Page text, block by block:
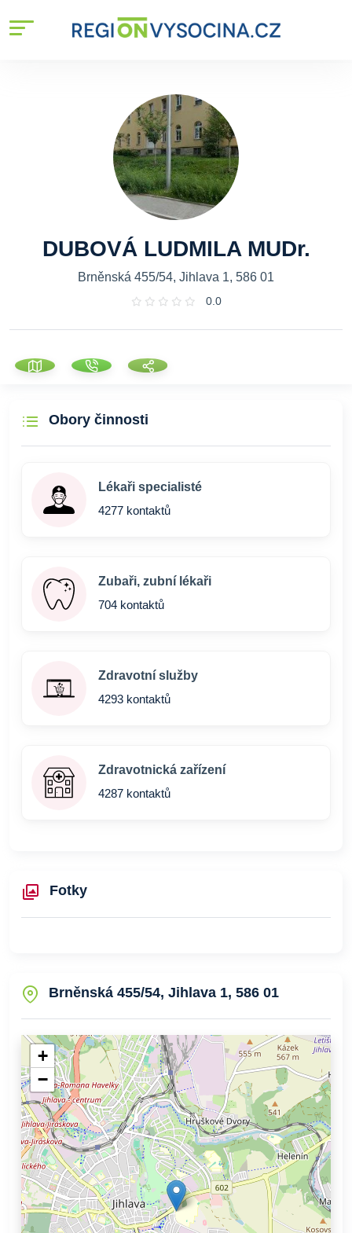
DUBOVÁ LUDMILA MUDr.
Brněnská 455/54, Jihlava 1, 586 01
0.0
Obory činnosti
Lékaři specialisté
4277 kontaktů
Zubaři, zubní lékaři
704 kontaktů
Zdravotní služby
4293 kontaktů
Zdravotnická zařízení
4287 kontaktů
Fotky
Brněnská 455/54, Jihlava 1, 586 01
+
−